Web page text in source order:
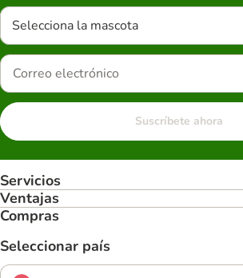
Selecciona la mascota
Suscríbete ahora
Servicios
Ventajas
Compras
Seleccionar país